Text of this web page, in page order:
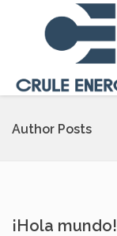
Author Posts
¡Hola mundo!